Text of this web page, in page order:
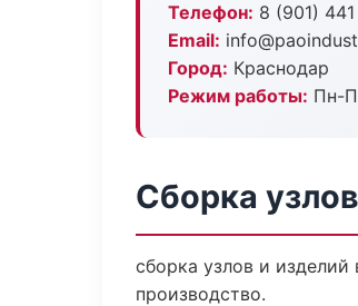
Телефон: 8 (901)
Email:
Город: Краснодар
Режим работы: Пн-
Сборка
сборка узлов и
производство.